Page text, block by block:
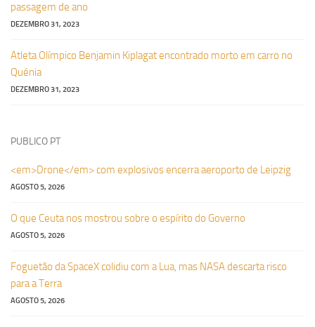
passagem de ano
DEZEMBRO 31, 2023
Atleta Olímpico Benjamin Kiplagat encontrado morto em carro no
Quénia
DEZEMBRO 31, 2023
PUBLICO PT
<em>Drone</em> com explosivos encerra aeroporto de Leipzig
AGOSTO 5, 2026
O que Ceuta nos mostrou sobre o espírito do Governo
AGOSTO 5, 2026
Foguetão da SpaceX colidiu com a Lua, mas NASA descarta risco
para a Terra
AGOSTO 5, 2026